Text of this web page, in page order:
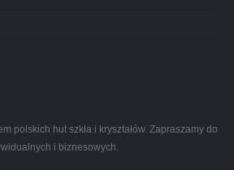
polskich hut szkła i kryształów. Zapraszamy do
i biznesowych.